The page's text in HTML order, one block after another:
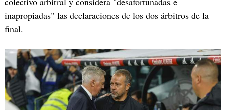
inapropiadas" las declaraciones de los dos árbitros de la
final.